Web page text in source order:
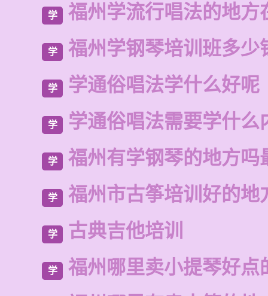
学 福州学流行唱法的地方
学 福州学钢琴培训班多少
学 学通俗唱法学什么好呢
学 学通俗唱法需要学什么
学 福州有学钢琴的地方吗
学 福州市古筝培训好的地
学 古典吉他培训
学
福州哪里卖小提琴好点